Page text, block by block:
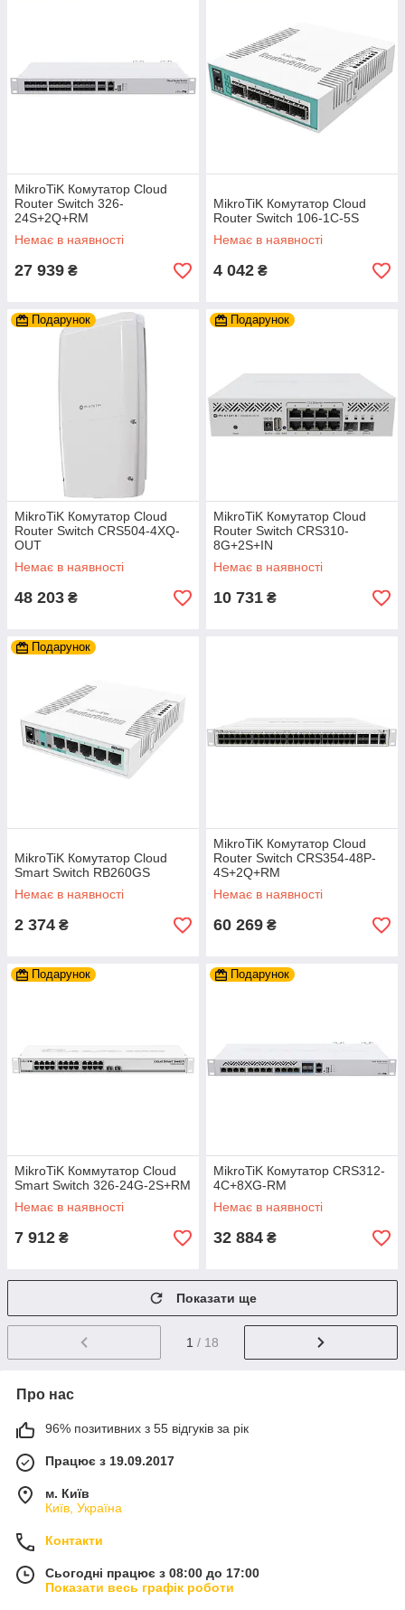
MikroTiK Комутатор Cloud
Router Switch 326-
24S+2Q+RM
Немає в наявності
27 939 ₴
MikroTiK Комутатор Cloud
Router Switch 106-1C-5S
Немає в наявності
4 042 ₴
Подарунок
MikroTiK Комутатор Cloud
Router Switch CRS504-4XQ-
OUT
Немає в наявності
48 203 ₴
Подарунок
MikroTiK Комутатор Cloud
Router Switch CRS310-
8G+2S+IN
Немає в наявності
10 731 ₴
Подарунок
MikroTiK Комутатор Cloud
Smart Switch RB260GS
Немає в наявності
2 374 ₴
MikroTiK Комутатор Cloud
Router Switch CRS354-48P-
4S+2Q+RM
Немає в наявності
60 269 ₴
Подарунок
MikroTiK Коммутатор Cloud
Smart Switch 326-24G-2S+RM
Немає в наявності
7 912 ₴
Подарунок
MikroTiK Комутатор CRS312-
4C+8XG-RM
Немає в наявності
32 884 ₴
Показати ще
1 / 18
Про нас
96% позитивних з 55 відгуків за рік
Працює з 19.09.2017
м. Київ
Київ, Україна
Контакти
Сьогодні працює з 08:00 до 17:00
Показати весь графік роботи